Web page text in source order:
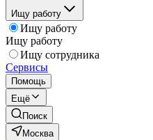
Ищу работу
Ищу работу
Ищу работу
Ищу сотрудника
Сервисы
Помощь
Ещё
Поиск
Москва